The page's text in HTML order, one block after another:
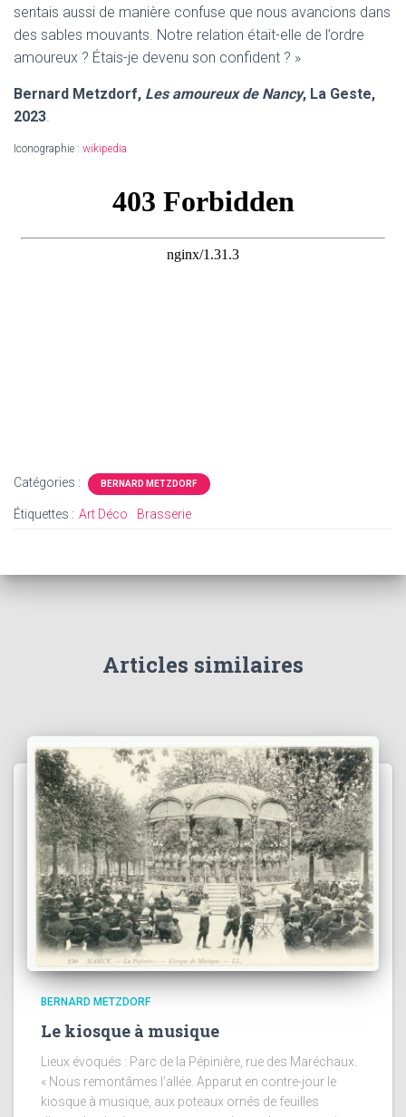
sentais aussi de manière confuse que nous avancions dans
des sables mouvants. Notre relation était-elle de l’ordre
amoureux ? Étais-je devenu son confident ? »
Bernard Metzdorf, Les amoureux de Nancy, La Geste,
2023.
Iconographie : wikipedia
Catégories : BERNARD METZDORF
Étiquettes : Art Déco Brasserie
Articles similaires
BERNARD METZDORF
Le kiosque à musique
Lieux évoqués : Parc de la Pépinière, rue des Maréchaux.
« Nous remontâmes l’allée. Apparut en contre-jour le
kiosque à musique, aux poteaux ornés de feuilles